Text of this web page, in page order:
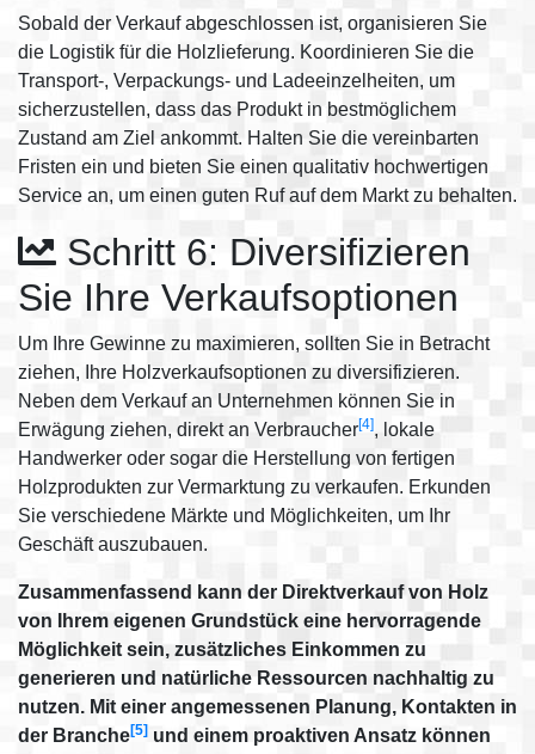
Sobald der Verkauf abgeschlossen ist, organisieren Sie
die Logistik für die Holzlieferung. Koordinieren Sie die
Transport-, Verpackungs- und Ladeeinzelheiten, um
sicherzustellen, dass das Produkt in bestmöglichem
Zustand am Ziel ankommt. Halten Sie die vereinbarten
Fristen ein und bieten Sie einen qualitativ hochwertigen
Service an, um einen guten Ruf auf dem Markt zu behalten.
Schritt 6: Diversifizieren
Sie Ihre Verkaufsoptionen
Um Ihre Gewinne zu maximieren, sollten Sie in Betracht
ziehen, Ihre Holzverkaufsoptionen zu diversifizieren.
Neben dem Verkauf an Unternehmen können Sie in
Erwägung ziehen, direkt an Verbraucher[4], lokale
Handwerker oder sogar die Herstellung von fertigen
Holzprodukten zur Vermarktung zu verkaufen. Erkunden
Sie verschiedene Märkte und Möglichkeiten, um Ihr
Geschäft auszubauen.
Zusammenfassend kann der Direktverkauf von Holz
von Ihrem eigenen Grundstück eine hervorragende
Möglichkeit sein, zusätzliches Einkommen zu
generieren und natürliche Ressourcen nachhaltig zu
nutzen. Mit einer angemessenen Planung, Kontakten in
der Branche[5] und einem proaktiven Ansatz können